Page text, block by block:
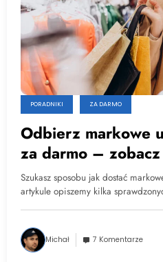
PORADNIKI ZA DARMO
Odbierz markowe
za darmo –
Szukasz sposobu jak dostać
artykule opiszemy kilka
Michał 7 Komentarze